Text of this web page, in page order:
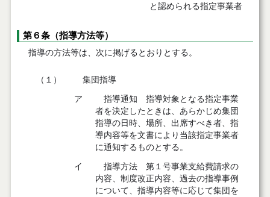
と認められる指定事業者
第６条（指導方法等）
指導の方法等は、次に掲げるとおりとする。
（１） 集団指導
ア
指導通知 指導対象となる指定事業
者を決定したときは、あらかじめ集団
指導の日時、場所、出席すべき者、指
導内容等を文書により当該指定事業者
に通知するものとする。
イ
指導方法 第１号事業支給費請求の
内容、制度改正内容、過去の指導事例
について、指導内容等に応じて集団を